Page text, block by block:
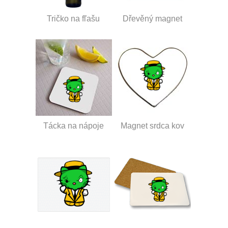
Tričko na fľašu Dřevěný magnet
Tácka na nápoje Magnet srdca kov